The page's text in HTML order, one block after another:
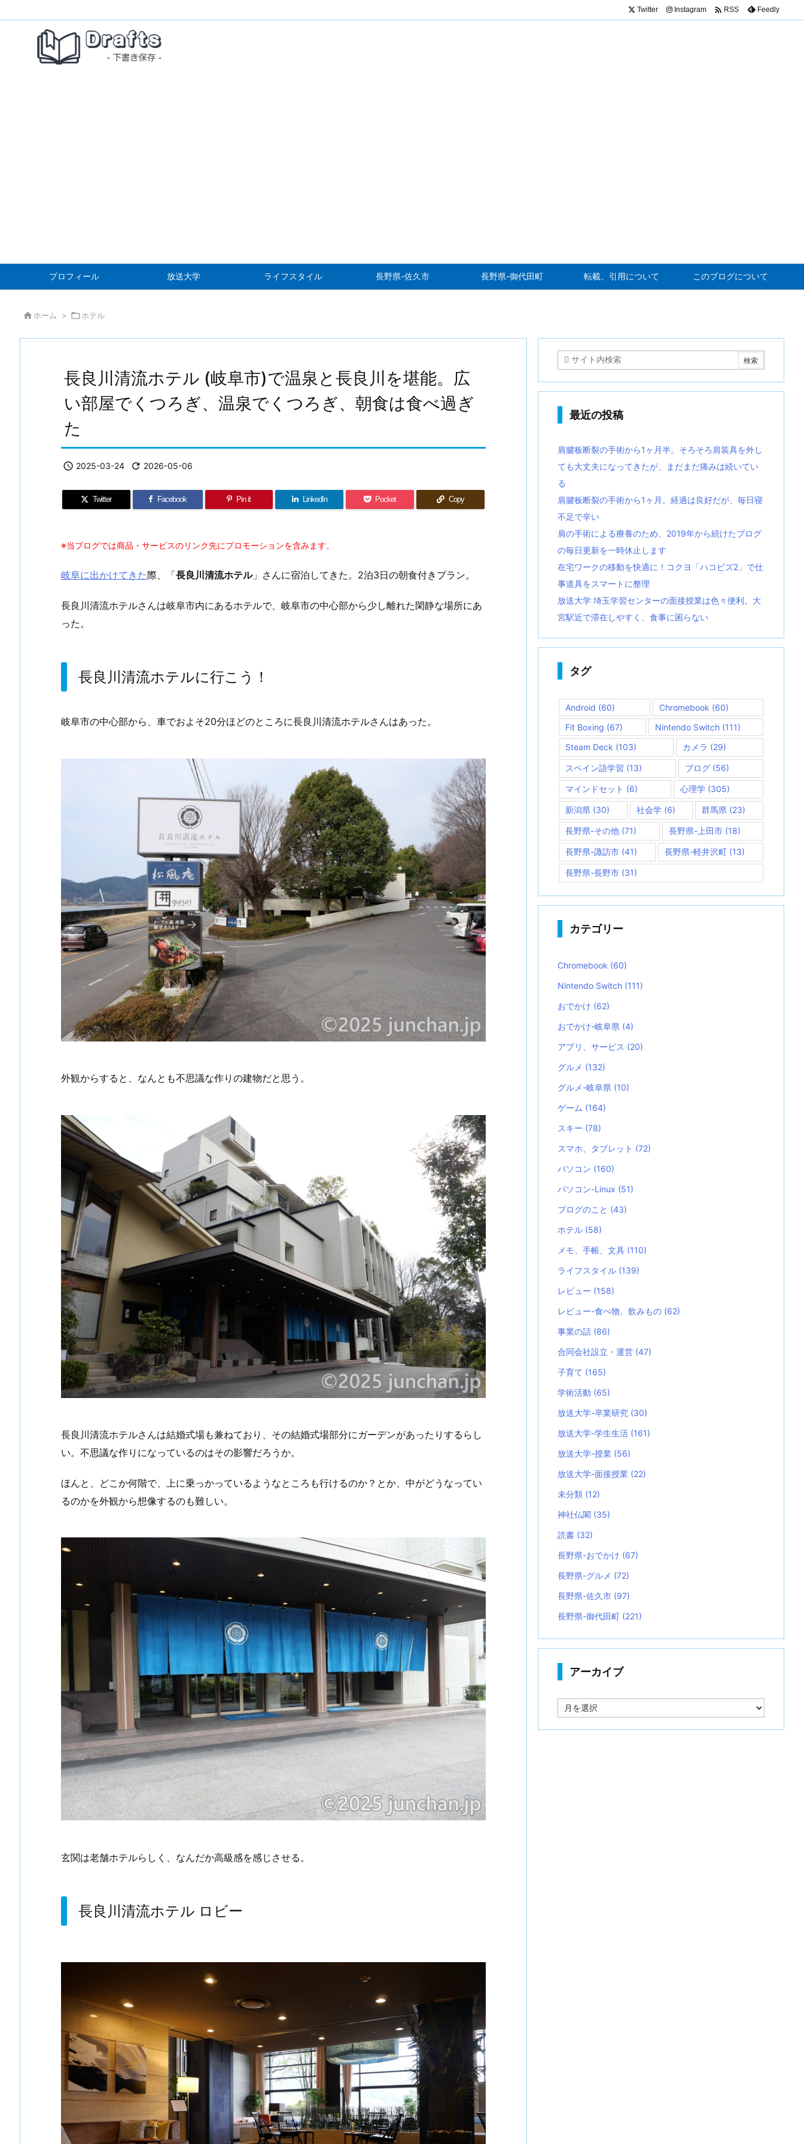
プロフィール 放送大学 ライフスタイル 長野県-佐久市 長野県-御代田町 転載、引用について このブログについて
Twitter Instagram  RSS Feedly
 ホーム > ホテル
長良川清流ホテル (岐阜市)で温泉と長良川を堪能。広
い部屋でくつろぎ、温泉でくつろぎ、朝食は食べ過ぎ
た
 2025-03-24  2026-05-06
Twitter Facebook Pin it LinkedIn Pocket Copy
※当ブログでは商品・サービスのリンク先にプロモーションを含みます。
岐阜に出かけてきた際、「長良川清流ホテル」さんに宿泊してきた。2泊3日の朝食付きプラン。
長良川清流ホテルさんは岐阜市内にあるホテルで、岐阜市の中心部から少し離れた閑静な場所にあ
った。
長良川清流ホテルに行こう！
岐阜市の中心部から、車でおよそ20分ほどのところに長良川清流ホテルさんはあった。
外観からすると、なんとも不思議な作りの建物だと思う。
長良川清流ホテルさんは結婚式場も兼ねており、その結婚式場部分にガーデンがあったりするらし
い。不思議な作りになっているのはその影響だろうか。
ほんと、どこか何階で、上に乗っかっているようなところも行けるのか？とか、中がどうなってい
るのかを外観から想像するのも難しい。
玄関は老舗ホテルらしく、なんだか高級感を感じさせる。
長良川清流ホテル ロビー
最近の投稿
肩腱板断裂の手術から1ヶ月半。そろそろ肩装具を外し
ても大丈夫になってきたが、まだまだ痛みは続いてい
る
肩腱板断裂の手術から1ヶ月。経過は良好だが、毎日寝
不足で辛い
肩の手術による療養のため、2019年から続けたブログ
の毎日更新を一時休止します
在宅ワークの移動を快適に！コクヨ「ハコビズ2」で仕
事道具をスマートに整理
放送大学 埼玉学習センターの面接授業は色々便利。大
宮駅近で滞在しやすく、食事に困らない
タグ
Android (60) Chromebook (60)
Fit Boxing (67) Nintendo Switch(111)
Steam Deck (103) カメラ (29)
スペイン語学習 (13) ブログ (56)
マインドセット (6) 心理学 (305)
新潟県 (30) 社会学(6) 群馬県 (23)
長野県-その他 (71) 長野県-上田市(18)
長野県-諏訪市 (41) 長野県-軽井沢町 (13)
長野県-長野市 (31)
カテゴリー
Chromebook (60)
Nintendo Switch (111)
おでかけ (62)
おでかけ-岐阜県 (4)
アプリ、サービス (20)
グルメ (132)
グルメ-岐阜県 (10)
ゲーム (164)
スキー (78)
スマホ、タブレット (72)
パソコン (160)
パソコン-Linux (51)
ブログのこと (43)
ホテル (58)
メモ、手帳、文具 (110)
ライフスタイル (139)
レビュー (158)
レビュー-食べ物、飲みもの (62)
事業の話 (86)
合同会社設立・運営 (47)
子育て (165)
学術活動 (65)
放送大学-卒業研究 (30)
放送大学-学生生活 (161)
放送大学-授業 (56)
放送大学-面接授業 (22)
未分類 (12)
神社仏閣 (35)
読書 (32)
長野県-おでかけ (67)
長野県-グルメ (72)
長野県-佐久市 (97)
長野県-御代田町 (221)
アーカイブ
ー